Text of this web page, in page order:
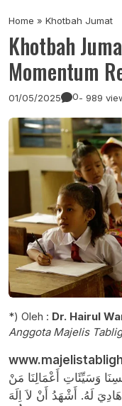
Home » Khotbah Jumat
Khotbah
Momentum
01/05/2025 0- 989
*) Oleh : Dr. Hairul
Anggota Majelis
وَسَيِّئَاتِ أَعْمَالِنَا مَنْ
لَهُ. أَشْهَدُ أَنْ لاَ اِلَهَ